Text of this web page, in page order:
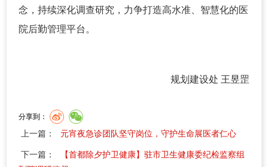
念，持续深化调查研究，力争打造高水准、智慧化的医
院后勤管理平台。
规划建设处 王昱罡
分享到：
上一篇： 元宵夜急诊团队坚守岗位，守护生命展医者仁心
下一篇：
【首都除夕护卫健康】驻市卫生健康委纪检监察组